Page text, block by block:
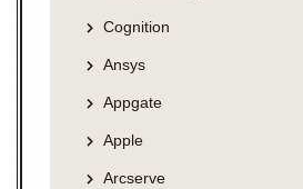
Cognition
Ansys
Appgate
Apple
Arcserve